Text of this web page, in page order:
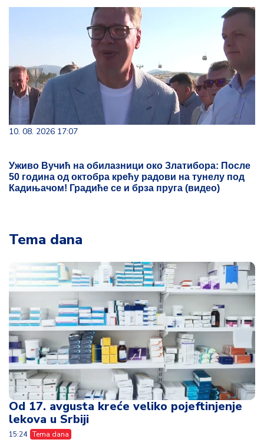
10. 08. 2026 17:07
Уживо Вучић на обилазници око Златибора: После
50 година од октобра крећу радови на тунелу под
Кадињачом! Градиће се и брза пруга (видео)
Tema dana
Od 17. avgusta kreće veliko pojeftinjenje
lekova u Srbiji
15:24 Tema dana